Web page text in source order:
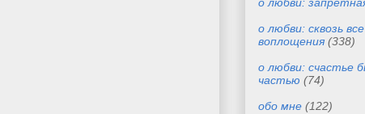
о любви: сквозь
воплощения (338)
о любви: счастье
частью (74)
обо мне (122)